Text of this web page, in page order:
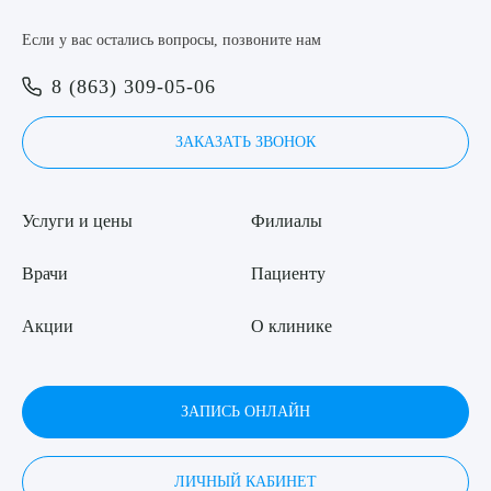
8 (863) 309-05-06
ЗАКАЗАТЬ ЗВОНОК
ЗАПИСЬ ОНЛАЙН
Если у вас остались вопросы, позвоните нам
8 (863) 309-05-06
ЗАКАЗАТЬ ЗВОНОК
Услуги и цены
Врачи
Акции
Филиалы
Пациенту
О клинике
ЗАПИСЬ ОНЛАЙН
ЛИЧНЫЙ КАБИНЕТ
Я даю согласие на обработку персональных данных
Выберите сопутствующую услугу